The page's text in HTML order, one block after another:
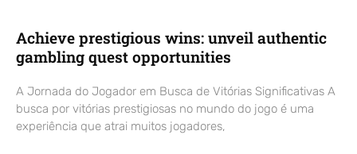
Achieve prestigious wins: unveil authentic
gambling quest opportunities
A Jornada do Jogador em Busca de Vitórias Significativas A
busca por vitórias prestigiosas no mundo do jogo é uma
experiência que atrai muitos jogadores,